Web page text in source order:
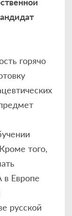
горячо
того,
в Европе
русской